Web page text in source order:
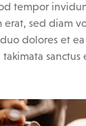
tempor
sed diam
dolores et
sanctus